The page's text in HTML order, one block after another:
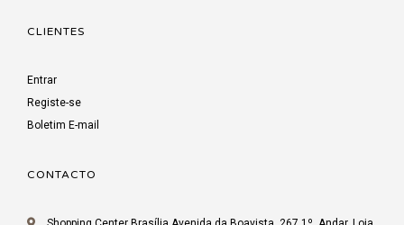
CLIENTES
Entrar
Registe-se
Boletim E-mail
CONTACTO